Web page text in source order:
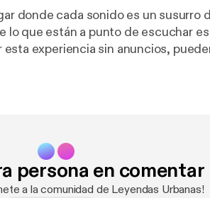
donde cada sonido es un susurro
lo que están a punto de escuchar
persona en comentar
a la comunidad de Leyendas Urbanas!